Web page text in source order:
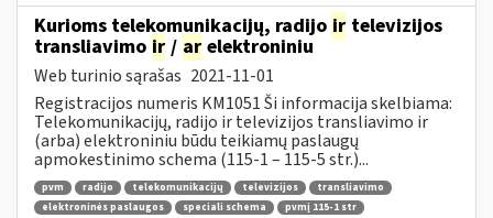
Kurioms telekomunikacijų, radijo ir televizijos
transliavimo ir / ar elektroniniu
Web turinio sąrašas 2021-11-01
Registracijos numeris KM1051 Ši informacija skelbiama:
Telekomunikacijų, radijo ir televizijos transliavimo ir
(arba) elektroniniu būdu teikiamų paslaugų
apmokestinimo schema (115-1 – 115-5 str.)...
pvm radijo telekomunikacijų televizijos
transliavimo
elektroninės paslaugos
speciali schema
pvmį 115-1 str